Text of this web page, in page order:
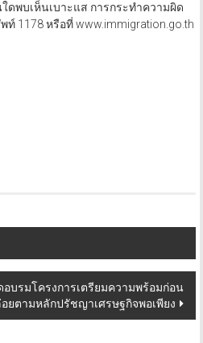
ดพบเห็นเบาะแส การกระทำความผิด
1178 หรือที่ www.immigration.go.th
บรมโครงการเตรียมความพร้อมก่อน
ยตามหลักปรัชญาเศรษฐกิจพอเพียง